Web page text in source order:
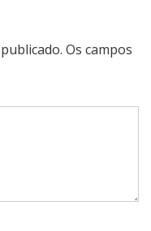
Os campos